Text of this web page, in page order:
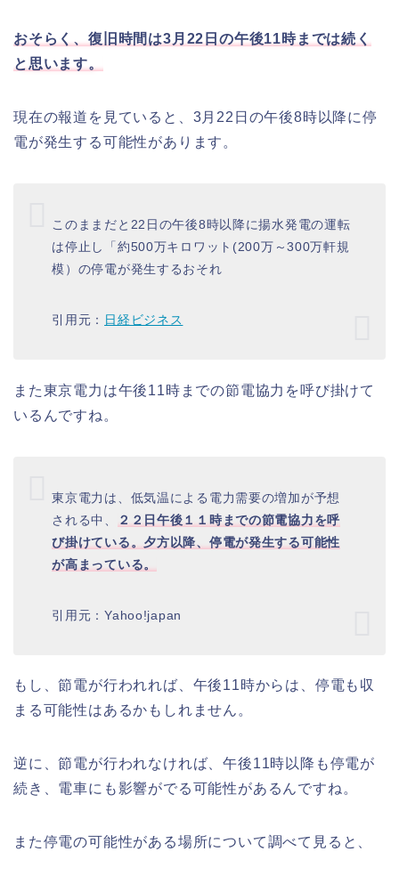
おそらく、復旧時間は3月22日の午後11時までは続く
と思います。
現在の報道を見ていると、3月22日の午後8時以降に停
電が発生する可能性があります。
このままだと22日の午後8時以降に揚水発電の運転
は停止し「約500万キロワット(200万～300万軒規
模）の停電が発生するおそれ
引用元： 日経ビジネス
また東京電力は午後11時までの節電協力を呼び掛けて
いるんですね。
東京電力は、低気温による電力需要の増加が予想
される中、
２２日午後１１時までの節電協力を呼
び掛けている。夕方以降、停電が発生する可能性
が高まっている。
引用元：Yahoo!japan
もし、節電が行われれば、午後11時からは、停電も収
まる可能性はあるかもしれません。
逆に、節電が行われなければ、午後11時以降も停電が
続き、電車にも影響がでる可能性があるんですね。
また停電の可能性がある場所について調べて見ると、